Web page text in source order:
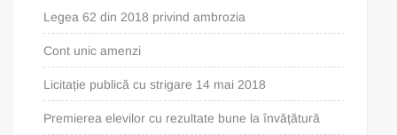
Legea 62 din 2018 privind ambrozia
Cont unic amenzi
Licitație publică cu strigare 14 mai 2018
Premierea elevilor cu rezultate bune la învățătură